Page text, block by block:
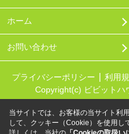
ホーム
お問い合わせ
プライバシーポリシー 利用
Copyright(c) ビビットハ
当サイトでは、お客様の当サイト利
して、クッキー（Cookie）を使用し